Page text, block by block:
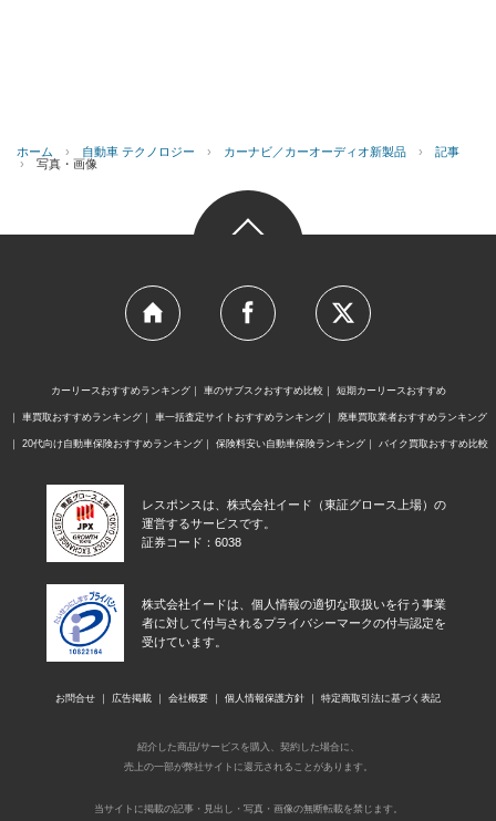
ホーム › 自動車 テクノロジー › カーナビ／カーオーディオ新製品 ›
記事
›
写真・画像
カーリースおすすめランキング 車のサブスクおすすめ比較 短期カーリースおすすめ
車買取おすすめランキング 車一括査定サイトおすすめランキング 廃車買取業者おすすめランキング
20代向け自動車保険おすすめランキング 保険料安い自動車保険ランキング バイク買取おすすめ比較
レスポンスは、株式会社イード（東証グロース上場）の
運営するサービスです。
証券コード：6038
株式会社イードは、個人情報の適切な取扱いを行う事業
者に対して付与されるプライバシーマークの付与認定を
受けています。
お問合せ 広告掲載 会社概要 個人情報保護方針 特定商取引法に基づく表記
紹介した商品/サービスを購入、契約した場合に、
売上の一部が弊社サイトに還元されることがあります。
当サイトに掲載の記事・見出し・写真・画像の無断転載を禁じます。